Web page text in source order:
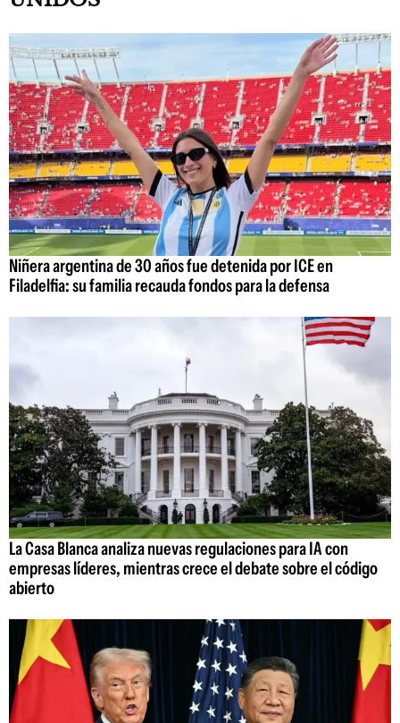
Niñera argentina de 30 años fue detenida por ICE en
Filadelfia: su familia recauda fondos para la defensa
La Casa Blanca analiza nuevas regulaciones para IA con
empresas líderes, mientras crece el debate sobre el código
abierto